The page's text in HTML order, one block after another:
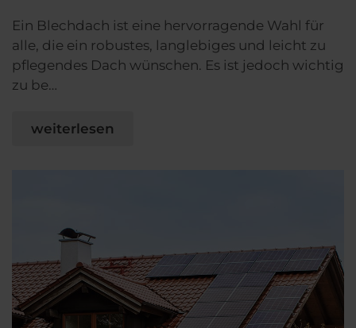
Ein Blechdach ist eine hervorragende Wahl für
alle, die ein robustes, langlebiges und leicht zu
pflegendes Dach wünschen. Es ist jedoch wichtig
zu be…
weiterlesen